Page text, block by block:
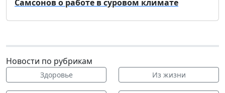
Самсонов о работе в суровом климате
Новости по рубрикам
Здоровье Из жизни